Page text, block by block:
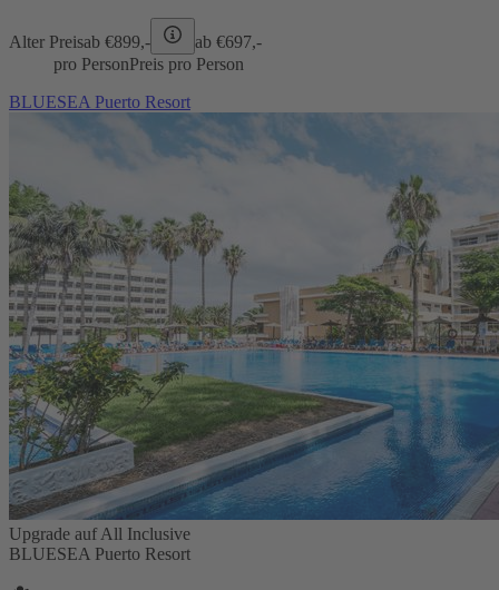
Alter Preisab €899,- ab €697,-
pro PersonPreis pro Person
BLUESEA Puerto Resort
Upgrade auf All Inclusive
BLUESEA Puerto Resort